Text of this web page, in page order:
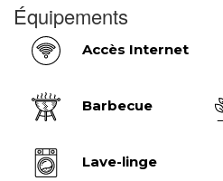
Équipements
Accès Internet
Barbecue
Lave-linge